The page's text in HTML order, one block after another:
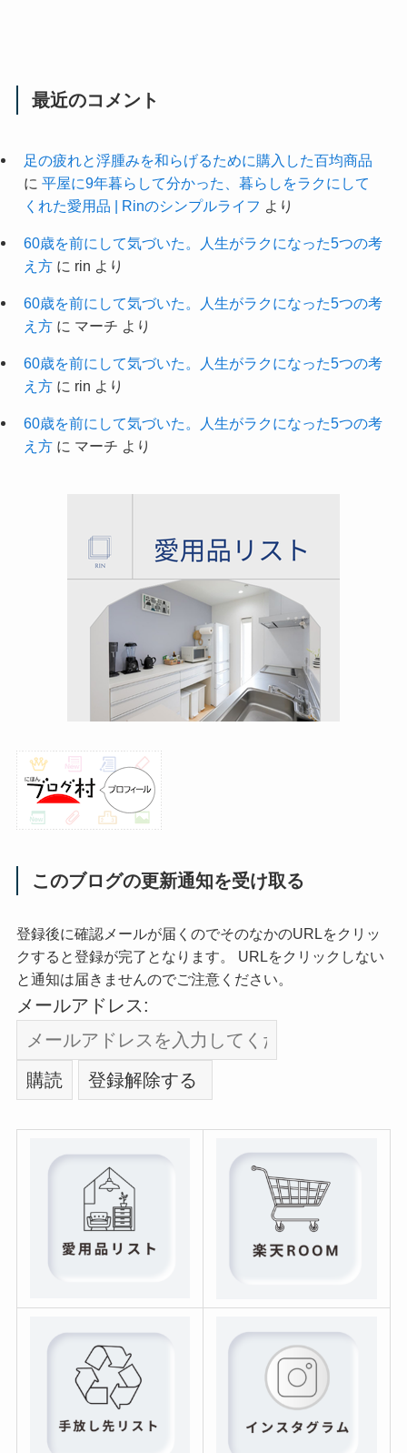
最近のコメント
足の疲れと浮腫みを和らげるために購入した百均商品
に 平屋に9年暮らして分かった、暮らしをラクにして
くれた愛用品 | Rinのシンプルライフ より
60歳を前にして気づいた。人生がラクになった5つの考
え方に rin より
60歳を前にして気づいた。人生がラクになった5つの考
え方に マーチ より
60歳を前にして気づいた。人生がラクになった5つの考
え方に rin より
60歳を前にして気づいた。人生がラクになった5つの考
え方に マーチ より
このブログの更新通知を受け取る
登録後に確認メールが届くのでそのなかのURLをクリッ
クすると登録が完了となります。 URLをクリックしない
と通知は届きませんのでご注意ください。
メールアドレス: